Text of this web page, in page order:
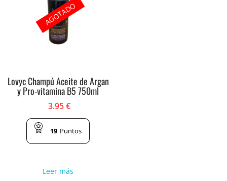
Lovyc Champú Aceite de Argan
y Pro-vitamina B5 750ml
3.95€
19 Puntos
Leer más
AGOTADO